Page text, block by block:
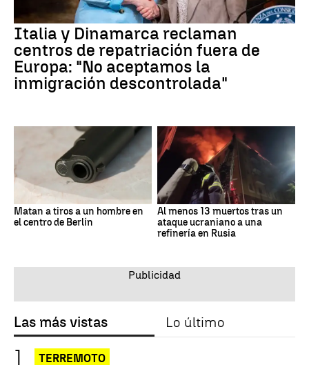
Italia y Dinamarca reclaman
centros de repatriación fuera de
Europa: "No aceptamos la
inmigración descontrolada"
Matan a tiros a un hombre en
el centro de Berlín
Al menos 13 muertos tras un
ataque ucraniano a una
refinería en Rusia
Las más vistas Lo último
TERREMOTO